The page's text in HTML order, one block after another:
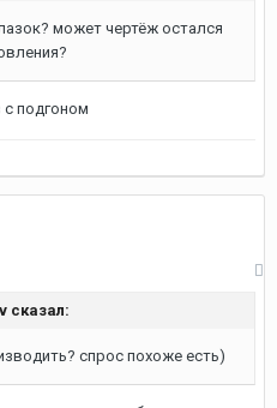
может чертёж остался
подгоном
сказал:
спрос похоже есть)